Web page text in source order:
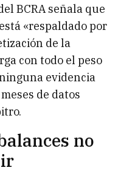
BCRA señala que
«respaldado por
de la
con todo el peso
evidencia
de datos
no